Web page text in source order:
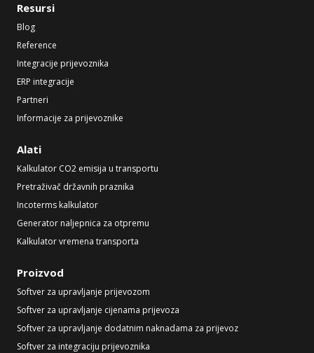
Resursi
Blog
Reference
Integracije prijevoznika
ERP integracije
Partneri
Informacije za prijevoznike
Alati
Kalkulator CO2 emisija u transportu
Pretraživač državnih praznika
Incoterms kalkulator
Generator naljepnica za otpremu
Kalkulator vremena transporta
Proizvod
Softver za upravljanje prijevozom
Softver za upravljanje cijenama prijevoza
Softver za upravljanje dodatnim naknadama za prijevoz
Softver za integraciju prijevoznika